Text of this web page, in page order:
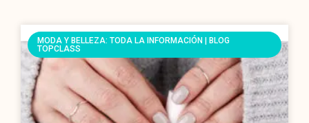
MODA Y BELLEZA: TODA LA INFORMACIÓN | BLOG
TOPCLASS